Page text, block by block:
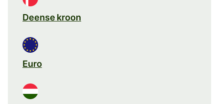
Deense kroon
Euro